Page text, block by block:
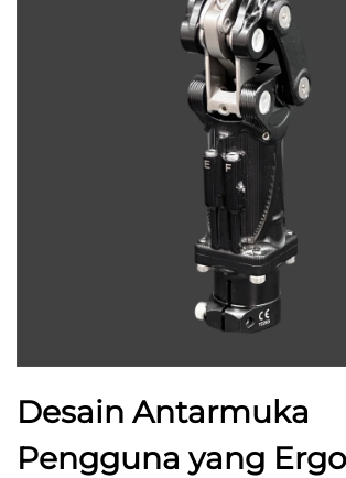
Desain Antarmuka
Pengguna yang